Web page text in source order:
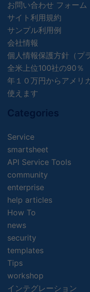
お問い合わせ フォーム
サイト利用規約
サンプル利用例
会社情報
個人情報保護方針（プ
全米上位100社の90％
年１０万円からアメリ
使えます
Categories
Service
smartsheet
API Service Tools
community
enterprise
help articles
How To
news
security
templates
Tips
workshop
インテグレーション